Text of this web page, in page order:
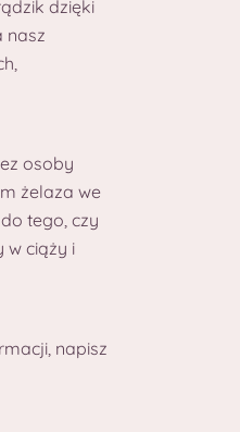
dzięki
nasz
osoby
żelaza we
tego, czy
w ciąży i
napisz